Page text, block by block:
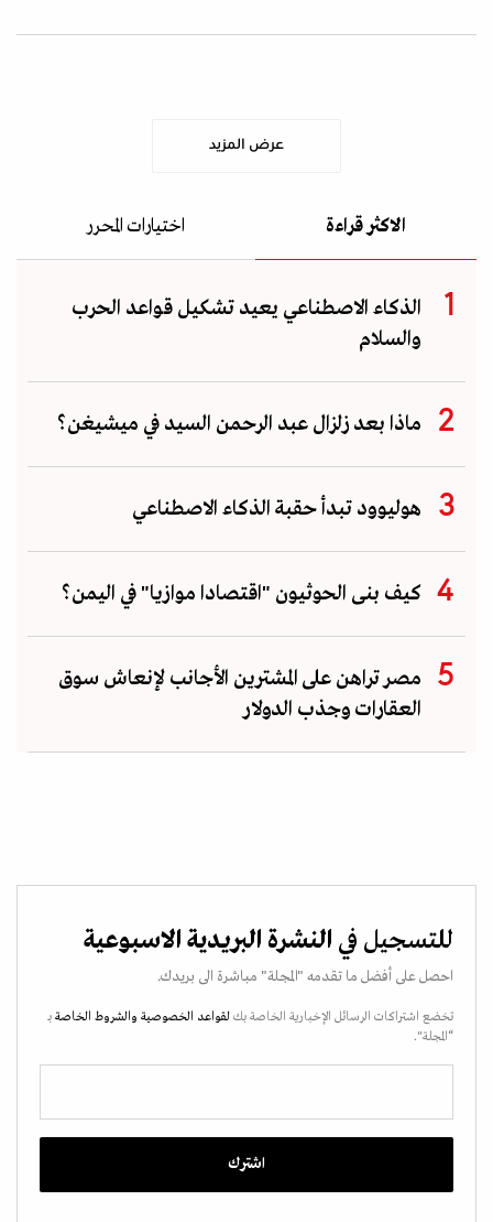
عرض المزيد
الاكثر قراءة اختيارات المحرر
الذكاء الاصطناعي يعيد تشكيل قواعد الحرب
والسلام
ماذا بعد زلزال عبد الرحمن السيد في ميشيغن؟
هوليوود تبدأ حقبة الذكاء الاصطناعي
كيف بنى الحوثيون "اقتصادا موازيا" في اليمن؟
مصر تراهن على المشترين الأجانب لإنعاش سوق
العقارات وجذب الدولار
للتسجيل في النشرة البريدية الاسبوعية
احصل على أفضل ما تقدمه "المجلة" مباشرة الى بريدك.
تخضع اشتراكات الرسائل الإخبارية الخاصة بك لقواعد الخصوصية والشروط الخاصة بـ
“المجلة".